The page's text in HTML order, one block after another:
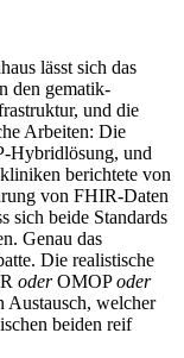
lässt sich das
den gematik-
und die
Arbeiten: Die
Hybridlösung, und
berichtete von
von FHIR-Daten
beide Standards
Genau das
Die realistische
oderOMOPoder
Austausch, welcher
beiden reif